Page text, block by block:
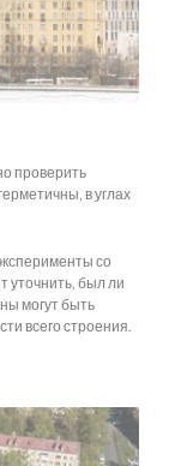
проверить
в углах
со
уточнить, был ли
могут быть
всего строения.